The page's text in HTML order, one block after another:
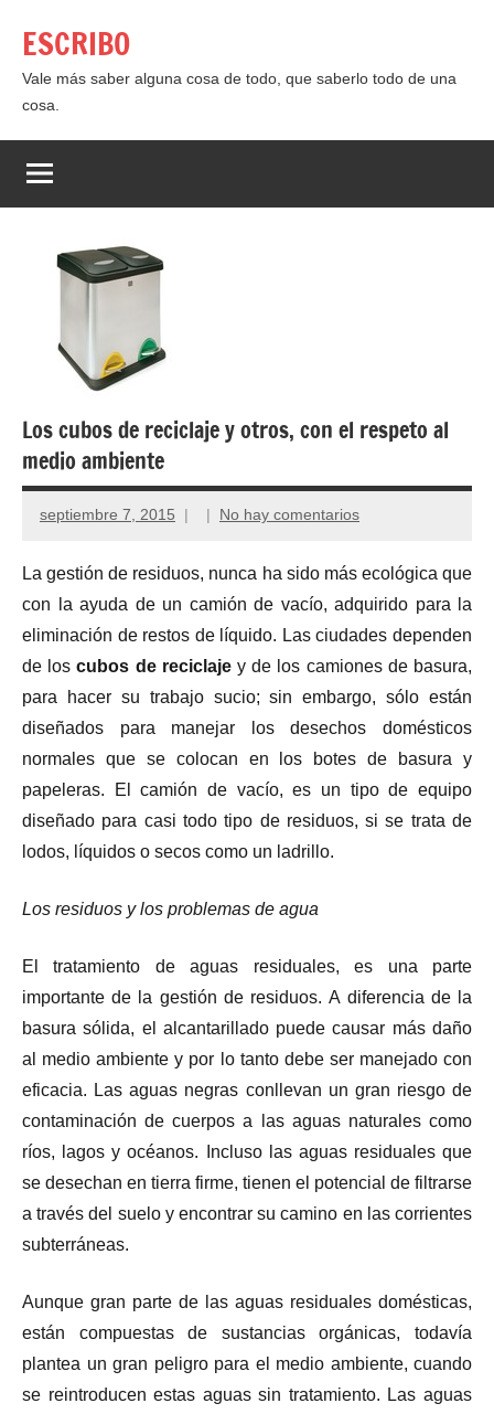
contenido
ESCRIBO
Vale más saber alguna cosa de todo, que saberlo todo de una
cosa.
Los cubos de reciclaje y otros, con el respeto al
medio ambiente
septiembre 7, 2015 No hay comentarios
La gestión de residuos, nunca ha sido más ecológica que
con la ayuda de un camión de vacío, adquirido para la
eliminación de restos de líquido. Las ciudades dependen
de loscubos de reciclajey de los camiones de basura,
para hacer su trabajo sucio; sin embargo, sólo están
diseñados para manejar los desechos domésticos
normales que se colocan en los botes de basura y
papeleras. El camión de vacío, es un tipo de equipo
diseñado para casi todo tipo de residuos, si se trata de
lodos, líquidos o secos como un ladrillo.
Los residuos y los problemas de agua
El tratamiento de aguas residuales, es una parte
importante de la gestión de residuos. A diferencia de la
basura sólida, el alcantarillado puede causar más daño
al medio ambiente y por lo tanto debe ser manejado con
eficacia. Las aguas negras conllevan un gran riesgo de
contaminación de cuerpos a las aguas naturales como
ríos, lagos y océanos. Incluso las aguas residuales que
se desechan en tierra firme, tienen el potencial de filtrarse
a través del suelo y encontrar su camino en las corrientes
subterráneas.
Aunque gran parte de las aguas residuales domésticas,
están compuestas de sustancias orgánicas, todavía
plantea un gran peligro para el medio ambiente, cuando
se reintroducen estas aguas sin tratamiento. Las aguas